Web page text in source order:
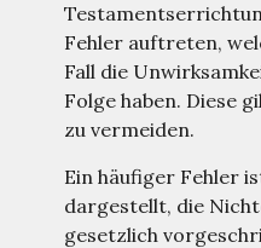
Fehler auftreten,
Fall die
Folge haben. Diese
zu vermeiden.
Ein häufiger Fehler
dargestellt, die
gesetzlich